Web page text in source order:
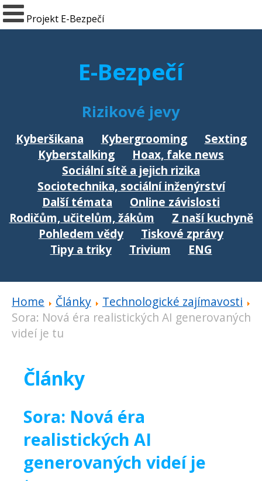
Projekt E-Bezpečí
E-Bezpečí
Rizikové jevy
Kyberšikana Kybergrooming
Sexting
Kyberstalking
Hoax, fake news
Sociální sítě a jejich rizika
Sociotechnika, sociální inženýrství
Další témata
Online závislosti
Rodičům, učitelům, žákům
Z naší kuchyně
Pohledem vědy
Tiskové zprávy
Tipy a triky
Trivium ENG
Home Články
Technologické zajímavosti
Sora: Nová éra realistických AI generovaných
videí je tu
Články
Sora: Nová éra
realistických AI
generovaných videí je